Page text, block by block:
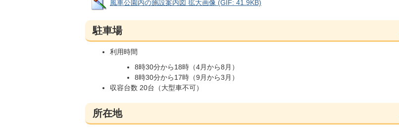
風車公園内の施設案内図 拡大画像 (GIF: 41.9KB)
駐車場
利用時間
8時30分から18時（4月から8月）
8時30分から17時（9月から3月）
収容台数 20台（大型車不可）
所在地